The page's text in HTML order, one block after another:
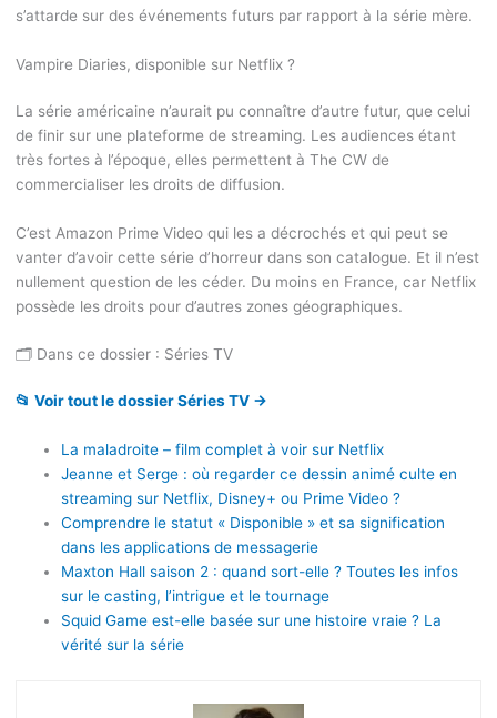
s’attarde sur des événements futurs par rapport à la série mère.
Vampire Diaries, disponible sur Netflix ?
La série américaine n’aurait pu connaître d’autre futur, que celui
de finir sur une plateforme de streaming. Les audiences étant
très fortes à l’époque, elles permettent à The CW de
commercialiser les droits de diffusion.
C’est Amazon Prime Video qui les a décrochés et qui peut se
vanter d’avoir cette série d’horreur dans son catalogue. Et il n’est
nullement question de les céder. Du moins en France, car Netflix
possède les droits pour d’autres zones géographiques.
🗂️ Dans ce dossier : Séries TV
📂 Voir tout le dossier Séries TV →
La maladroite – film complet à voir sur Netflix
Jeanne et Serge : où regarder ce dessin animé culte en
streaming sur Netflix, Disney+ ou Prime Video ?
Comprendre le statut « Disponible » et sa signification
dans les applications de messagerie
Maxton Hall saison 2 : quand sort-elle ? Toutes les infos
sur le casting, l’intrigue et le tournage
Squid Game est-elle basée sur une histoire vraie ? La
vérité sur la série